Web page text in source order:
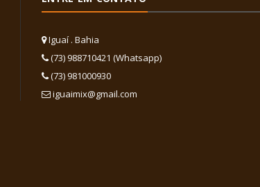
Iguaí . Bahia
(73) 988710421 (Whatsapp)
(73) 981000930
iguaimix@gmail.com